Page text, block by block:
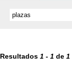
Resultados 1 - 1 de 1